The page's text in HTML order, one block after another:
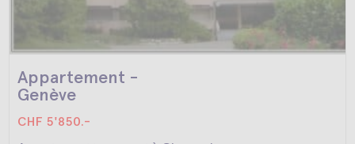
Appartement -
Genève
CHF 5'850.-